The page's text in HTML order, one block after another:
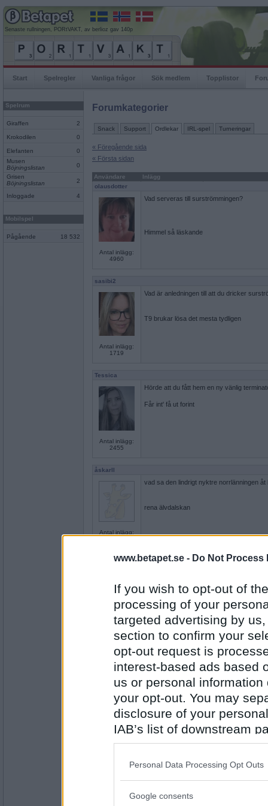
www.betapet.se - Do Not Process
If you wish to opt-out of
processing of your
targeted advertising by
section to confirm your
opt-out request is
interest-based ads based
us or personal
your opt-out. You may
disclosure of your
IAB’s list of downstream
also be disclosed by us
Downstream Participants
Please note that this
Personal Data Processing Opt Outs
Google consents
Senaste rullningen, PORtVAKT, av berlioz gav 140p
Start Spelregler Vanliga frågor Sök medlem Topplistor
Spelrum
Giraffen 2
Krokodilen 0
Elefanten
0
Musen
Böjningslistan
0
Grisen
Böjningslistan
2
Inloggade 4
Mobilspel
Pågående 18 532
Forumkategorier
Snack Support Ordlekar IRL-spel Turneringar
« Föregående sida
« Första sidan
Användare
Inlägg
olausdotter
Antal inlägg:
4960
Vad serveras till surströmmingen?
Himmel så läskande
sasibi2
Antal inlägg:
1719
Vad är anledningen till att du dricker
T9 brukar lösa det mesta tydligen
Tessica
Antal inlägg:
2455
Hörde att du fått hem en ny vänlig
Får int' få ut forint
åskarll
Antal inlägg:
vad sa den lindrigt nyktre norrlänningen åt
rena älvdalskan
olausdotter
Antal inlägg:
4960
Dä mena du int
sasibi2
1719
Tykk du int dom skriv massa hittepå dan
Tror att han valde talang,framför på
Skulle han inte ut på dressin mannen din?
Undrar det jag